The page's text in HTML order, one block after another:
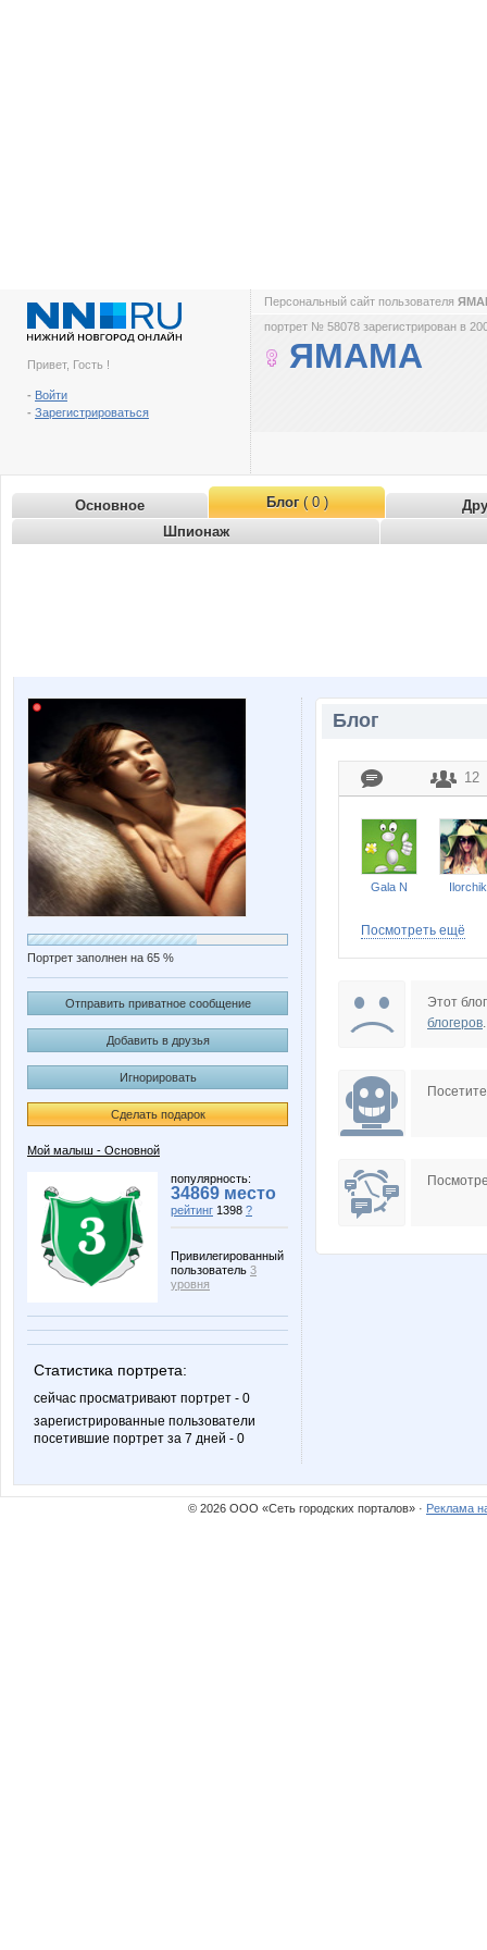
Привет, Гость !
- Войти
- Зарегистрироваться
Персональный сайт пользователя
портрет № 58078 зарегистрирован в
ЯМАМА
Основное Блог( 0 )
Шпионаж
Портрет заполнен на 65 %
Отправить приватное сообщение
Добавить в друзья
Игнорировать
Сделать подарок
Мой малыш - Основной
популярность:
34869 место
рейтинг 1398 ?
Привилегированный
пользователь 3
уровня
Статистика портрета:
сейчас просматривают портрет - 0
зарегистрированные пользователи
посетившие портрет за 7 дней - 0
Блог
12
Gala N Ilorchik
kvasok
Посмотреть ещё
Этот
блогеров.
© 2026 ООО «Сеть городских порталов» · Реклама